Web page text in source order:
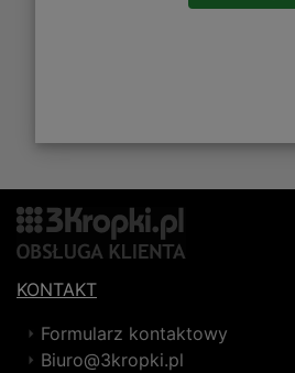
KONTAKT
Formularz kontaktowy
Biuro@3kropki.pl